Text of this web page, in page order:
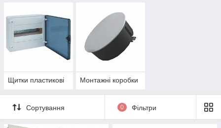
Щитки пластикові Монтажні коробки
Сортування 0 Фільтри